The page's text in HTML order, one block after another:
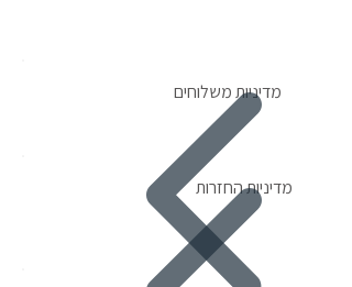
מדיניות משלוחים
מדיניות החזרות